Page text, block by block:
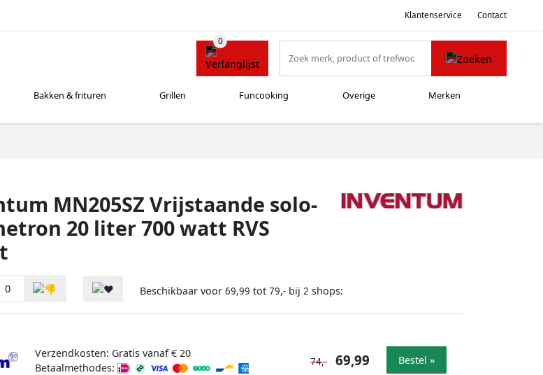
Klantenservice Contact
Bakken & frituren Grillen Funcooking Overige Merken
MN205SZ Vrijstaande solo-
20 liter 700 watt RVS
0 Beschikbaar voor 69,99 tot 79,- bij 2 shops:
Verzendkosten: Gratis vanaf € 20
Betaalmethodes:
74,- 69,99 Bestel »